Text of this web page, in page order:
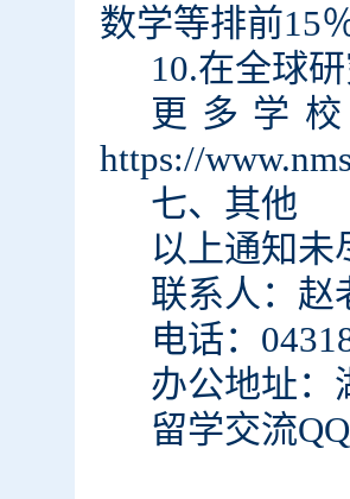
数学等排前15
10.在全球
更多学
https://
七、其他
以上通知未
联系人：赵
电话：
办公地址：
留学交流